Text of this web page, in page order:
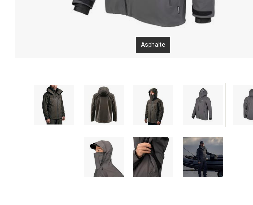
Asphalte